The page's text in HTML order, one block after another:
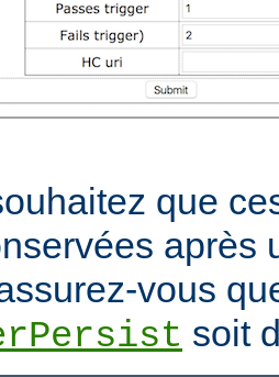
que
après
vous
soit